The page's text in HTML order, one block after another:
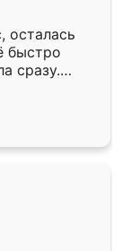
здесь.
осталась
быстро
сразу.
к
Собрали
даже